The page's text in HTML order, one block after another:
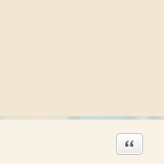
Citation